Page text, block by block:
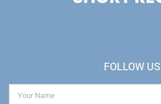
FOLLOW US